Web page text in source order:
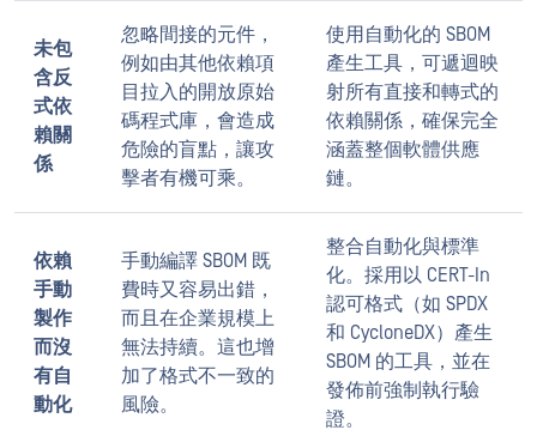
未包
含反
式依
賴關
係
忽略間接的元件，
例如由其他依賴項
目拉入的開放原始
碼程式庫，會造成
危險的盲點，讓攻
擊者有機可乘。
使用自動化的 SBOM
產生工具，可遞迴映
射所有直接和轉式的
依賴關係，確保完全
涵蓋整個軟體供應
鏈。
依賴
手動
製作
而沒
有自
動化
手動編譯 SBOM 既
費時又容易出錯，
而且在企業規模上
無法持續。這也增
加了格式不一致的
風險。
整合自動化與標準
化。採用以 CERT-In
認可格式（如 SPDX
和 CycloneDX）產生
SBOM 的工具，並在
發佈前強制執行驗
證。